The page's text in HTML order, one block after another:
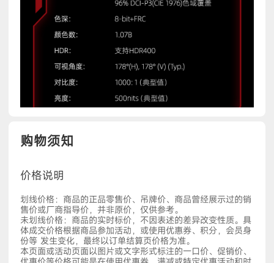
购物须知
价格说明
划线价格：商品的正品零售价、吊牌价、商品曾经展示过的销
售价或厂商指导价，并非原价，仅供参考。
未划线价格：商品的实时标价，不因表述的差异改变性质。具
体成交价格根据商品参加活动，或使用优惠券、积分，会员身
份等 发生变化，最终以订单结算页价格为准。
本页面或活动页面以图片或文字形式标注的一口价、促销价、